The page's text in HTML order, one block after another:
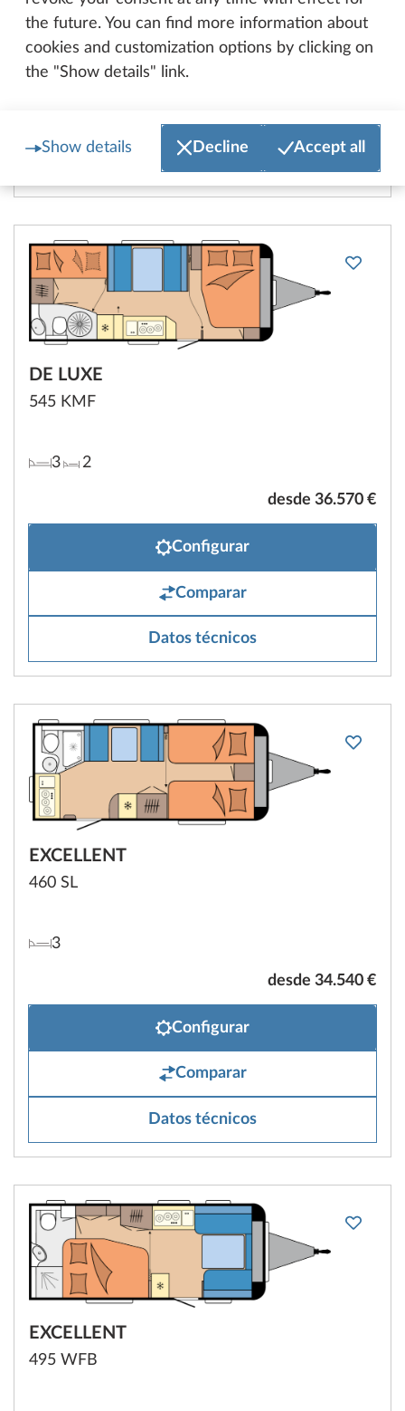
the future. You can find more information about
cookies and customization options by clicking on
the "Show details" link.
Show details Decline Accept all
desde 34.500 €
Configurar
Datos técnicos
DE LUXE
545 KMF
3 2
desde 36.570 €
Configurar
Comparar
Datos técnicos
EXCELLENT
460 SL
3
desde 34.540 €
Configurar
Comparar
Datos técnicos
EXCELLENT
495 WFB